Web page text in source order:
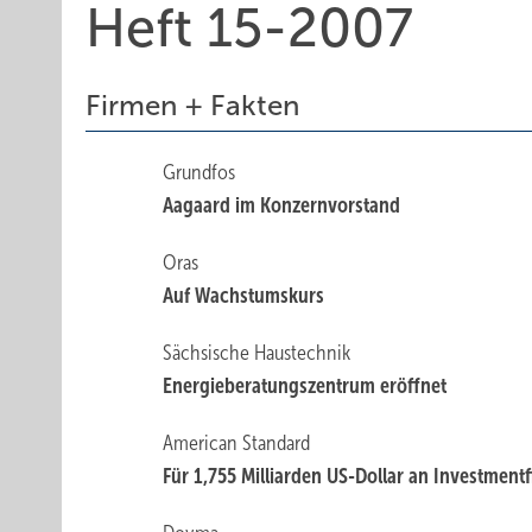
Heft 15-2007
Firmen + Fakten
Grundfos
Aagaard im Konzernvorstand
Oras
Auf Wachstumskurs
Sächsische Haustechnik
Energieberatungszentrum eröffnet
American Standard
Für 1,755 Milliarden US-Dollar an